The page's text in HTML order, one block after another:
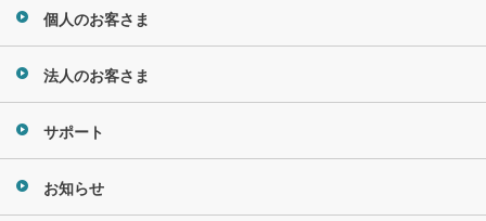
個人のお客さま
法人のお客さま
サポート
お知らせ